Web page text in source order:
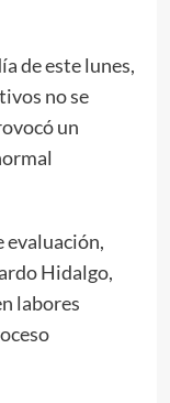
de este lunes,
no se
un
evaluación,
Hidalgo,
labores